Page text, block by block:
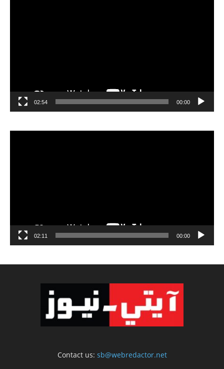
00:00
02:54
00:00
02:11
Contact us: sb@webredactor.net